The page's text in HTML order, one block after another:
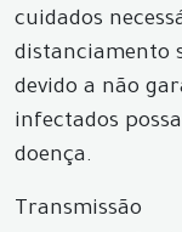
cuidados
distanciamento
devido a não
infectados
doença.
Transmissão